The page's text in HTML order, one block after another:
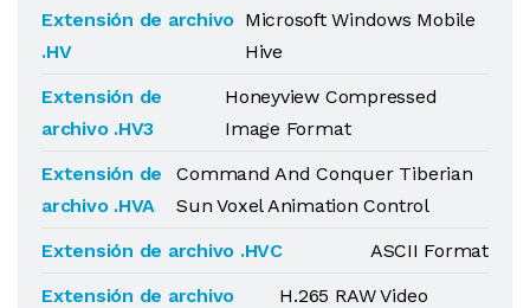
Extensión de archivo
.HV
Microsoft Windows Mobile
Hive
Extensión de
archivo .HV3
Honeyview Compressed
Image Format
Extensión de
archivo .HVA
Command And Conquer Tiberian
Sun Voxel Animation Control
Extensión de archivo .HVC
ASCII Format
Extensión de archivo
H.265 RAW Video